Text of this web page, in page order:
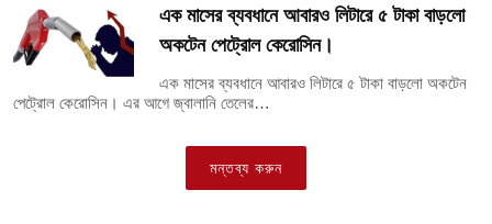
এক মাসের ব্যবধানে আবারও লিটারে ৫ টাকা বাড়লো
অকটেন পেট্রোল কেরোসিন।
এক মাসের ব্যবধানে আবারও লিটারে ৫ টাকা বাড়লো অকটেন
পেট্রোল কেরোসিন। এর আগে জ্বালানি তেলের…
মন্তব্য করুন